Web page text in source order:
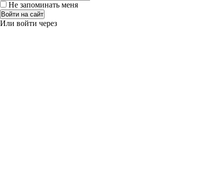
Не запоминать меня
Войти на сайт
Или войти через